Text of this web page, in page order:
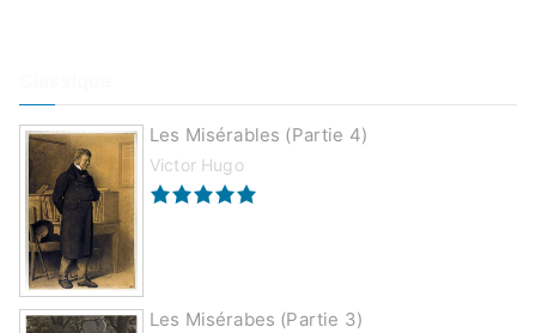
Les Misérables (partie 4)
Victor Hugo
Les Misérabes (partie 3)